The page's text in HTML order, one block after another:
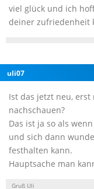
viel glück und ich
deiner zufriedenheit
uli07
Ist das jetzt neu,
nachschauen?
Das ist ja so als
und sich dann
festhalten kann.
Hauptsache man
Gruß Uli